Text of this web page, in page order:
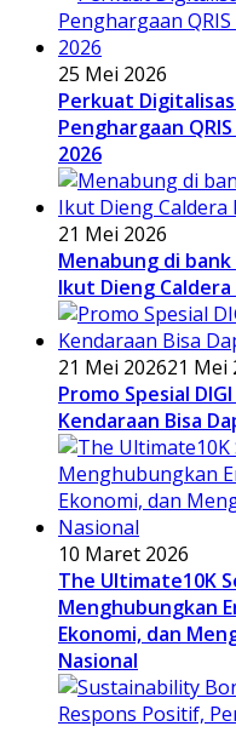
25 Mei 2026
Perkuat
Penghargaan
2026
21 Mei 2026
Menabung di
Ikut Dieng Caldera
21 Mei 202621 Mei
Promo Spesial
Kendaraan Bisa
10 Maret 2026
The Ultimate10K
Menghubungkan
Ekonomi, dan
Nasional